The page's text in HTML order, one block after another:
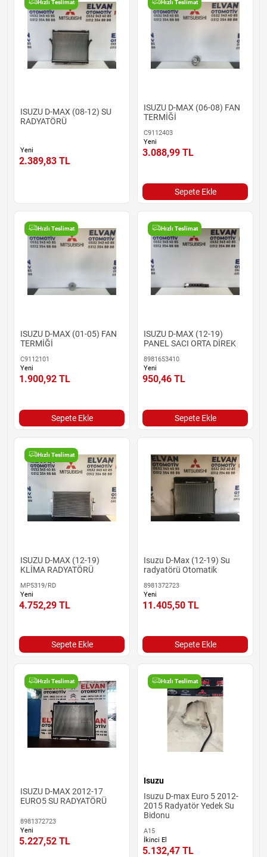
Hızlı Teslimat
ISUZU D-MAX (08-12) SU
RADYATÖRÜ
Yeni
2.389,83 TL
Hızlı Teslimat
ISUZU D-MAX (06-08) FAN
TERMİĞİ
C9112403
Yeni
3.088,99 TL
Sepete Ekle
Hızlı Teslimat
ISUZU D-MAX (01-05) FAN
TERMİĞİ
C9112101
Yeni
1.900,92 TL
Sepete Ekle
Hızlı Teslimat
ISUZU D-MAX (12-19)
PANEL SACI ORTA DİREK
8981653410
Yeni
950,46 TL
Sepete Ekle
Hızlı Teslimat
ISUZU D-MAX (12-19)
KLİMA RADYATÖRÜ
MP5319/RD
Yeni
4.752,29 TL
Sepete Ekle
Isuzu D-Max (12-19) Su
radyatörü Otomatik
8981372723
Yeni
11.405,50 TL
Sepete Ekle
Hızlı Teslimat
ISUZU D-MAX 2012-17
EURO5 SU RADYATÖRÜ
8981372723
Yeni
5.227,52 TL
Hızlı Teslimat
Isuzu
Isuzu D-max Euro 5 2012-
2015 Radyatör Yedek Su
Bidonu
A15
İkinci El
5.132,47 TL